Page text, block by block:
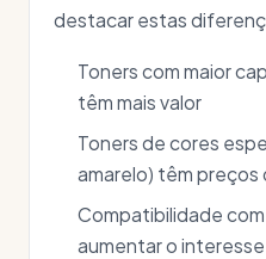
destacar estas
Toners com maior
têm mais valor
Toners de cores
amarelo) têm
Compatibilidade
aumentar o interesse